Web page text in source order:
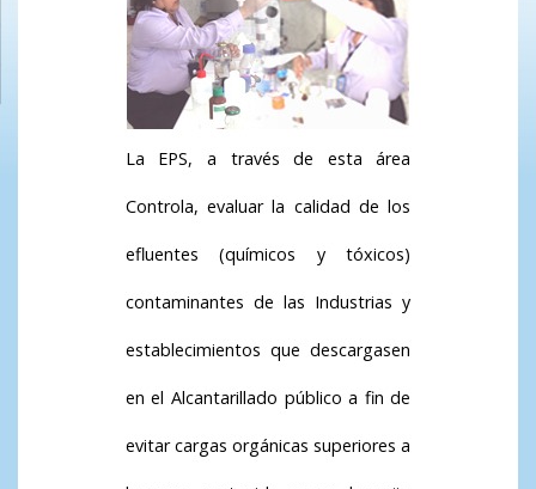
La EPS, a través de esta área
Controla, evaluar la calidad de los
efluentes (químicos y tóxicos)
contaminantes de las Industrias y
establecimientos que descargasen
en el Alcantarillado público a fin de
evitar cargas orgánicas superiores a